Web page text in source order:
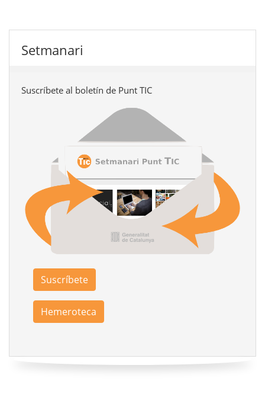
Setmanari
Suscríbete al boletín de Punt TIC
Suscríbete
Hemeroteca